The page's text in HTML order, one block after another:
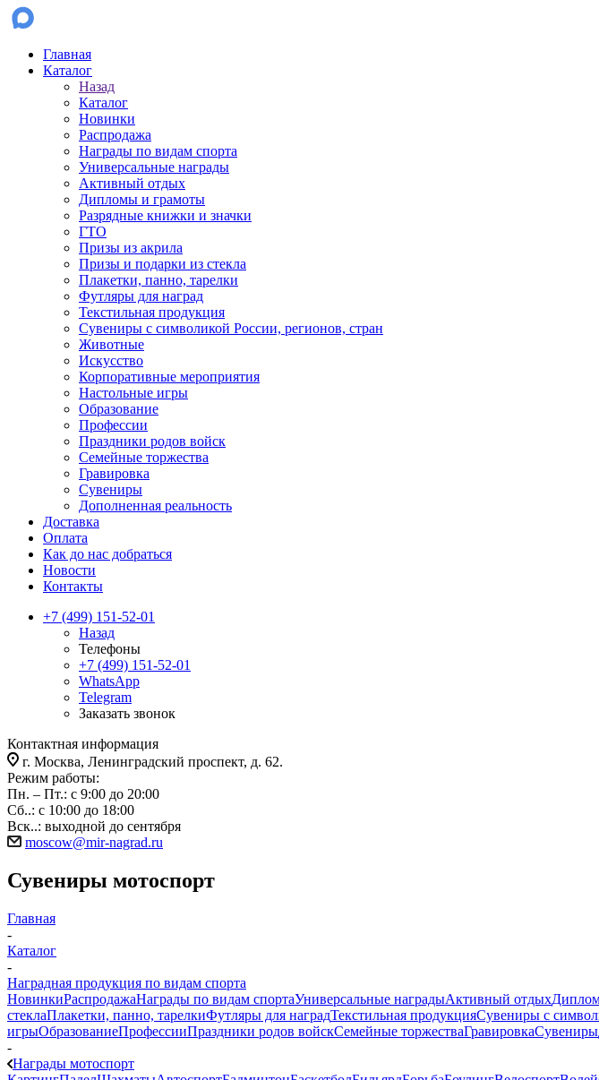
Главная
Каталог
Назад
Каталог
Новинки
Распродажа
Награды по видам спорта
Универсальные награды
Активный отдых
Дипломы и грамоты
Разрядные книжки и значки
ГТО
Призы из акрила
Призы и подарки из стекла
Плакетки, панно, тарелки
Футляры для наград
Текстильная продукция
Сувениры с символикой России, регионов, стран
Животные
Искусство
Корпоративные мероприятия
Настольные игры
Образование
Профессии
Праздники родов войск
Семейные торжества
Гравировка
Сувениры
Дополненная реальность
Доставка
Оплата
Как до нас добраться
Новости
Контакты
+7 (499) 151-52-01
Назад
Телефоны
+7 (499) 151-52-01
WhatsApp
Telegram
Заказать звонок
Контактная информация
г. Москва, Ленинградский проспект, д. 62.
Режим работы:
Пн. – Пт.: с 9:00 до 20:00
Сб..: с 10:00 до 18:00
Вск..: выходной до сентября
moscow@mir-nagrad.ru
Сувениры мотоспорт
Главная
-
Каталог
-
Наградная продукция по видам спорта
НовинкиРаспродажаНаграды по видам спортаУниверсальные наградыАктивный отдых
стеклаПлакетки, панно, тарелкиФутляры для наградТекстильная продукцияСувениры с
игрыОбразованиеПрофессииПраздники родов войскСемейные торжестваГравировкаСувениры
-
Награды мотоспорт